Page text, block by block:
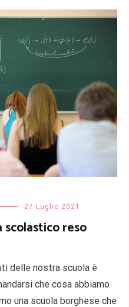
27 Luglio 2021
reso
delle nostra scuola è
che cosa abbiamo
una scuola borghese che